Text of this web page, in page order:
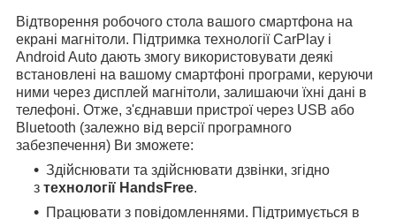
Відтворення робочого стола вашого смартфона на
екрані магнітоли. Підтримка технології CarPlay і
Android Auto дають змогу використовувати деякі
встановлені на вашому смартфоні програми, керуючи
ними через дисплей магнітоли, залишаючи їхні дані в
телефоні. Отже, з'єднавши пристрої через USB або
Bluetooth (залежно від версії програмного
забезпечення) Ви зможете:
Здійснювати та здійснювати дзвінки, згідно
з технології HandsFree.
Працювати з повідомленнями. Підтримується в